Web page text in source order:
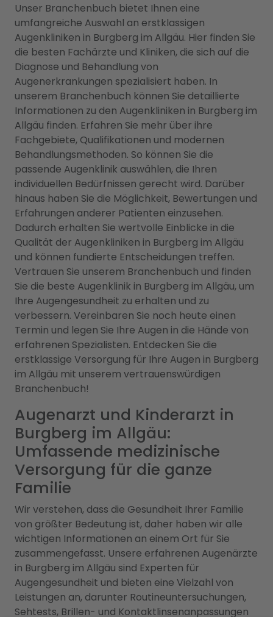
Unser Branchenbuch bietet Ihnen eine
umfangreiche Auswahl an erstklassigen
Augenkliniken in Burgberg im Allgäu. Hier finden Sie
die besten Fachärzte und Kliniken, die sich auf die
Diagnose und Behandlung von
Augenerkrankungen spezialisiert haben. In
unserem Branchenbuch können Sie detaillierte
Informationen zu den Augenkliniken in Burgberg im
Allgäu finden. Erfahren Sie mehr über ihre
Fachgebiete, Qualifikationen und modernen
Behandlungsmethoden. So können Sie die
passende Augenklinik auswählen, die Ihren
individuellen Bedürfnissen gerecht wird. Darüber
hinaus haben Sie die Möglichkeit, Bewertungen und
Erfahrungen anderer Patienten einzusehen.
Dadurch erhalten Sie wertvolle Einblicke in die
Qualität der Augenkliniken in Burgberg im Allgäu
und können fundierte Entscheidungen treffen.
Vertrauen Sie unserem Branchenbuch und finden
Sie die beste Augenklinik in Burgberg im Allgäu, um
Ihre Augengesundheit zu erhalten und zu
verbessern. Vereinbaren Sie noch heute einen
Termin und legen Sie Ihre Augen in die Hände von
erfahrenen Spezialisten. Entdecken Sie die
erstklassige Versorgung für Ihre Augen in Burgberg
im Allgäu mit unserem vertrauenswürdigen
Branchenbuch!
Augenarzt und Kinderarzt in
Burgberg im Allgäu:
Umfassende medizinische
Versorgung für die ganze
Familie
Wir verstehen, dass die Gesundheit Ihrer Familie
von größter Bedeutung ist, daher haben wir alle
wichtigen Informationen an einem Ort für Sie
zusammengefasst. Unsere erfahrenen Augenärzte
in Burgberg im Allgäu sind Experten für
Augengesundheit und bieten eine Vielzahl von
Leistungen an, darunter Routineuntersuchungen,
Sehtests, Brillen- und Kontaktlinsenanpassungen